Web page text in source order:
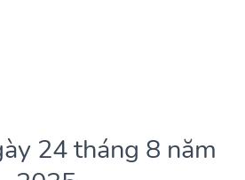
24 tháng 8 năm